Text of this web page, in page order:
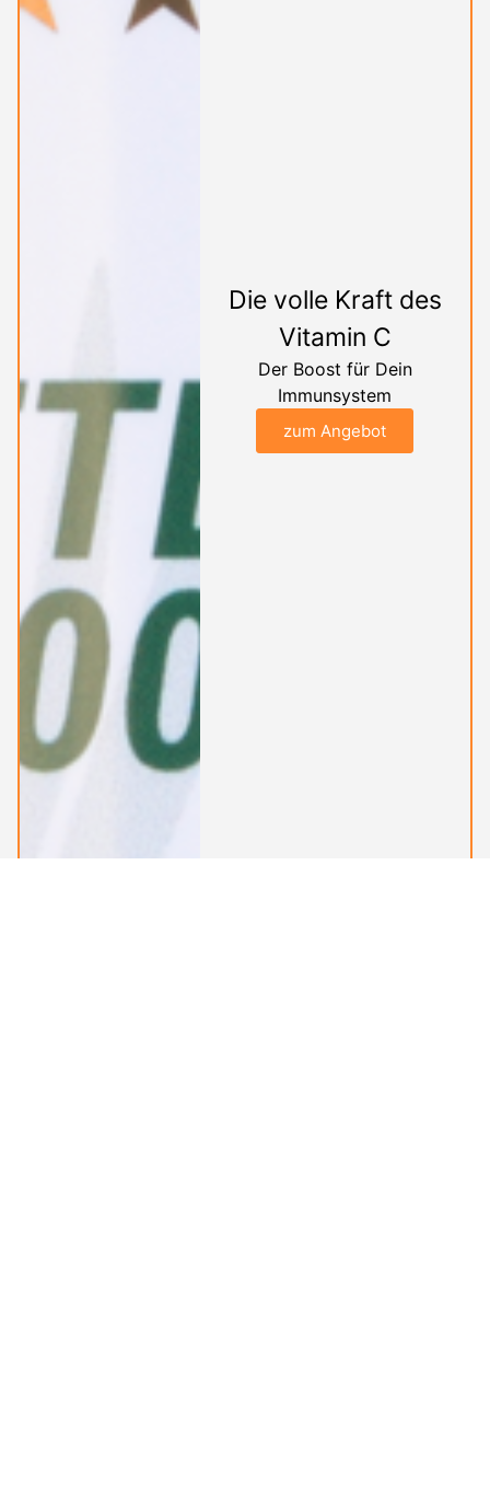
Die volle Kraft des
Vitamin C
Der Boost für Dein
Immunsystem
zum Angebot